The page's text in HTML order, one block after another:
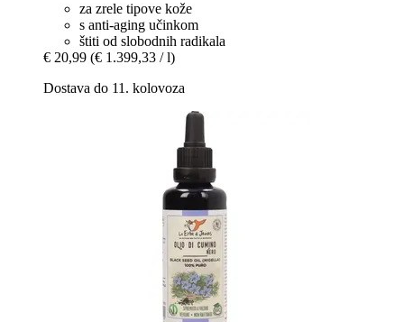
za zrele tipove kože
s anti-aging učinkom
štiti od slobodnih radikala
€ 20,99 (€ 1.399,33 / l)
Dostava do 11. kolovoza